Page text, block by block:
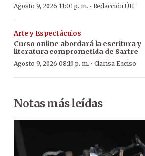
Agosto 9, 2026 11:01 p. m. · Redacción ÚH
Arte y Espectáculos
Curso online abordará la escritura y
literatura comprometida de Sartre
Agosto 9, 2026 08:10 p. m. · Clarisa Enciso
Notas más leídas